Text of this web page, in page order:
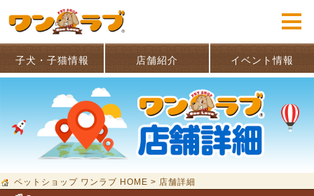
子犬・子猫情報 店舗紹介 イベント情報
ペットショップ ワンラブ HOME > 店舗詳細